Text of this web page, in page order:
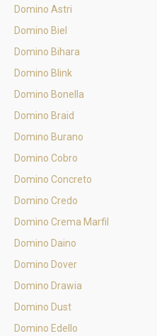
Domino Astri
Domino Biel
Domino Bihara
Domino Blink
Domino Bonella
Domino Braid
Domino Burano
Domino Cobro
Domino Concreto
Domino Credo
Domino Crema Marfil
Domino Daino
Domino Dover
Domino Drawia
Domino Dust
Domino Edello